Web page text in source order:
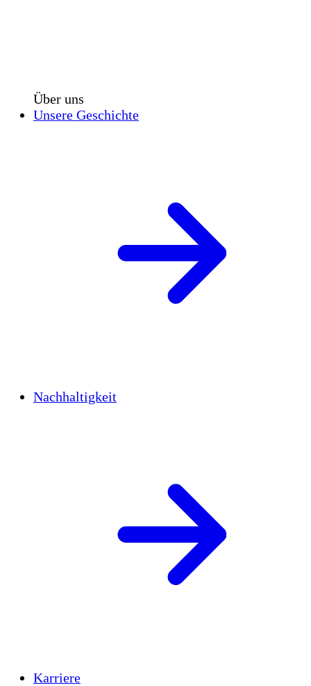
Über uns
Unsere Geschichte
Nachhaltigkeit
Karriere